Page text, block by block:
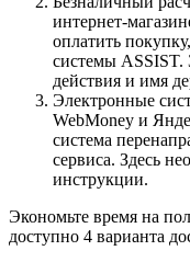
интернет-
оплатить
системы ASSIST.
действия и имя
Электронные
WebMoney и
система
сервиса. Здесь
инструкции.
Экономьте время на
доступно 4 варианта